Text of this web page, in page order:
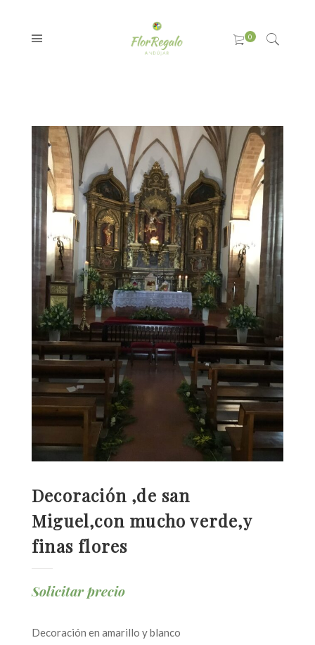
Decoración ,de san
Miguel,con mucho verde,y
finas flores
Solicitar precio
Decoración en amarillo y blanco